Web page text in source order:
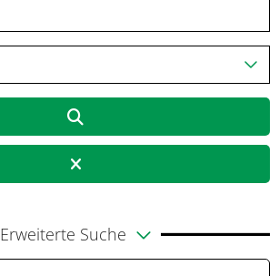
Erweiterte Suche